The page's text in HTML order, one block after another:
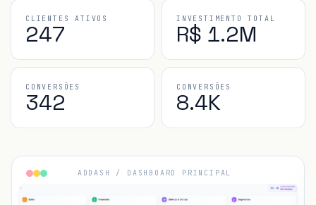
CLIENTES ATIVOS
247
INVESTIMENTO TOTAL
R$ 1.2M
CONVERSÕES
342
CONVERSÕES
8.4K
ADDASH / DASHBOARD PRINCIPAL